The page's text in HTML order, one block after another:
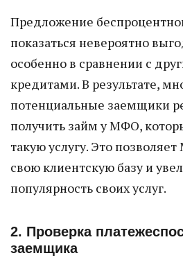
Предложение
показаться невероятно
особенно в сравнении с
кредитами. В результате,
потенциальные заемщики
получить займ у МФО,
такую услугу. Это
свою клиентскую базу и
популярность своих услуг.
2. Проверка
заемщика